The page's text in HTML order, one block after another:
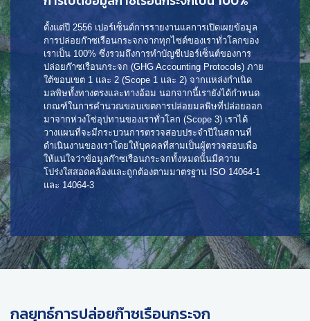
ตั้งแต่ปี 2556 เปอร์เซ็นต์การรายงานแลการเปิดเผยข้อมูล
การปล่อยก๊าซเรือนกระจกจากทุกไซต์ของเราทั่วโลกของ
เราเป็น 100% ซึ่งรวมถึงการทำบัญชีเปอร์เซ็นต์ของการ
ปล่อยก๊าซเรือนกระจก (GHG Accounting Protocols) ภาย
ใต้ขอบเขต 1 และ 2 (Scope 1 และ 2) จากแหล่งกำเนิด
มลพิษทั้งทางตรงและทางอ้อม นอกจากนี้เรายังได้กำหนด
เกณฑ์ในการคำนวณขอบเขตการปล่อยมลพิษที่ปล่อยออก
มาจากห่วงโซ่อุปทานของเราทั่วโลก (Scope 3) เราได้
วางแผนที่จะมีกระบวนการตรวจสอบประจำปีในสถานที่
ดำเนินงานของเราโดยให้บุคคลที่สามเป็นผู้ตรวจสอบเพื่อ
ให้แน่ใจว่าข้อมูลก๊าซเรือนกระจกทั้งหมดนั้นมีความ
โปร่งใสสอดคล้องและถูกต้องตามมาตรฐาน ISO 14064-1
และ 14064-3
กลยุทธ์การปล่อยก๊าซเรือนกระจก